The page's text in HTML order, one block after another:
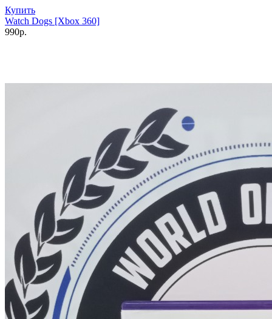
Купить
Watch Dogs [Xbox 360]
990р.